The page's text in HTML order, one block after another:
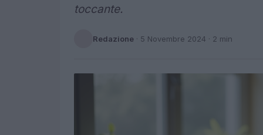
toccante.
Redazione · 5 Novembre 2024 · 2 min